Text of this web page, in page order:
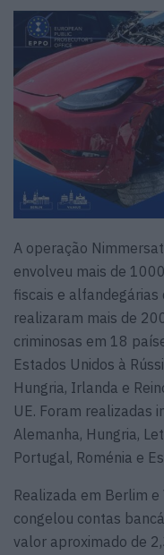
A operação
envolveu mais de
fiscais e alfandegárias
realizaram mais de
criminosas em 18
Estados Unidos à
Hungria, Irlanda e
UE. Foram realizadas
Alemanha, Hungria,
Portugal, Roménia e
Realizada em Berlim
congelou contas
valor aproximado de